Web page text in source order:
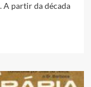
A partir da década